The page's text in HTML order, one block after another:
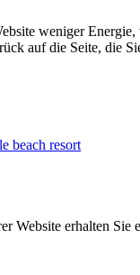
weniger
auf die Seite, die
beach resort
erhalten Sie